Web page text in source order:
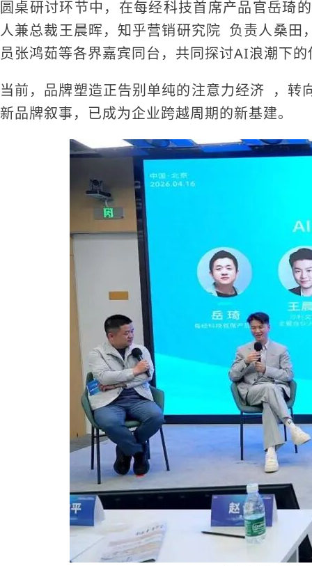
圆桌研讨环节中，在每经科技首席产品官岳琦
人兼总裁王晨晖， 知乎营销研究院 负责人桑田
员张鸿茹等各界嘉宾同台，共同探讨AI浪潮下
当前，品牌塑造正告别单纯的注意力经济 ，转
新品牌叙事，已成为企业跨越周期的新基建。